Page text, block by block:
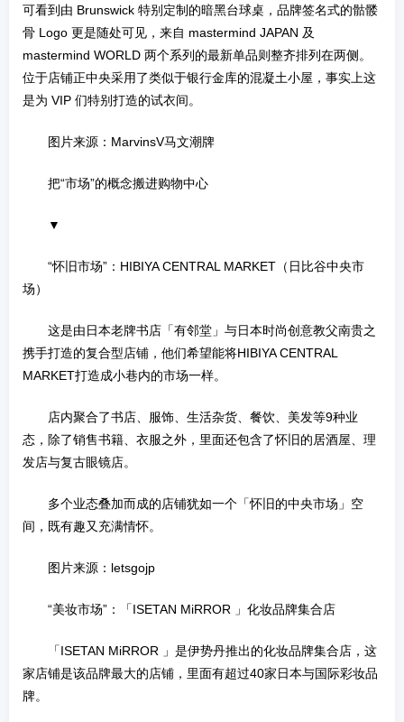
可看到由 Brunswick 特别定制的暗黑台球桌，品牌签名式的骷髅
骨 Logo 更是随处可见，来自 mastermind JAPAN 及
mastermind WORLD 两个系列的最新单品则整齐排列在两侧。
位于店铺正中央采用了类似于银行金库的混凝土小屋，事实上这
是为 VIP 们特别打造的试衣间。
图片来源：MarvinsV马文潮牌
把“市场”的概念搬进购物中心
▼
“怀旧市场”：HIBIYA CENTRAL MARKET（日比谷中央市
场）
这是由日本老牌书店「有邻堂」与日本时尚创意教父南贵之
携手打造的复合型店铺，他们希望能将HIBIYA CENTRAL
MARKET打造成小巷内的市场一样。
店内聚合了书店、服饰、生活杂货、餐饮、美发等9种业
态，除了销售书籍、衣服之外，里面还包含了怀旧的居酒屋、理
发店与复古眼镜店。
多个业态叠加而成的店铺犹如一个「怀旧的中央市场」空
间，既有趣又充满情怀。
图片来源：letsgojp
“美妆市场”：「ISETAN MiRROR 」化妆品牌集合店
「ISETAN MiRROR 」是伊势丹推出的化妆品牌集合店，这
家店铺是该品牌最大的店铺，里面有超过40家日本与国际彩妆品
牌。